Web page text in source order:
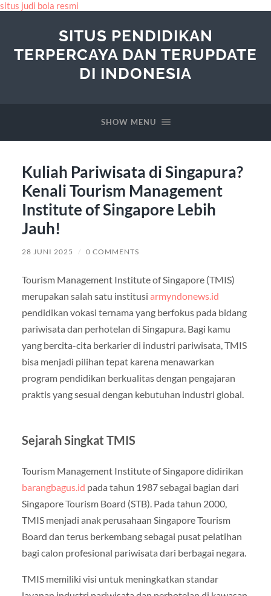
situs judi bola resmi
SITUS PENDIDIKAN
TERPERCAYA DAN TERUPDATE
DI INDONESIA
SHOW MENU
Kuliah Pariwisata di Singapura?
Kenali Tourism Management
Institute of Singapore Lebih
Jauh!
28 JUNI 2025 / 0 COMMENTS
Tourism Management Institute of Singapore (TMIS)
merupakan salah satu institusi armyndonews.id
pendidikan vokasi ternama yang berfokus pada bidang
pariwisata dan perhotelan di Singapura. Bagi kamu
yang bercita-cita berkarier di industri pariwisata, TMIS
bisa menjadi pilihan tepat karena menawarkan
program pendidikan berkualitas dengan pengajaran
praktis yang sesuai dengan kebutuhan industri global.
Sejarah Singkat TMIS
Tourism Management Institute of Singapore didirikan
barangbagus.id pada tahun 1987 sebagai bagian dari
Singapore Tourism Board (STB). Pada tahun 2000,
TMIS menjadi anak perusahaan Singapore Tourism
Board dan terus berkembang sebagai pusat pelatihan
bagi calon profesional pariwisata dari berbagai negara.
TMIS memiliki visi untuk meningkatkan standar